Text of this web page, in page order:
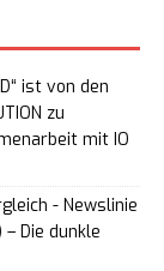
ist von den
zu
mit IO
- Newslinie
Die dunkle